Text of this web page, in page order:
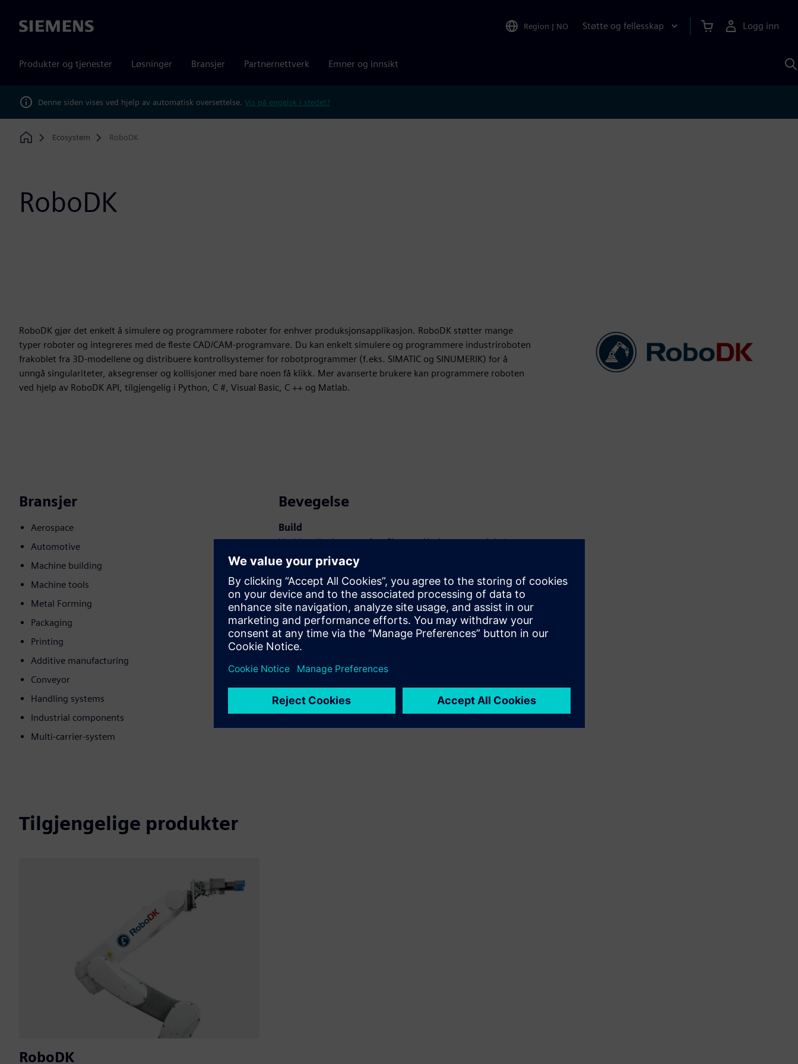
Siemens Region | NO Støtte og fellesskap Logg inn
Produkter og tjenester Løsninger Bransjer Partnernettverk Emner og innsikt
Denne siden vises ved hjelp av automatisk oversettelse. Vis på engelsk i stedet?
Home
Ecosystem RoboDK
RoboDK
RoboDK gjør det enkelt å simulere og programmere roboter for enhver produksjonsapplikasjon. RoboDK støtter mange
typer roboter og integreres med de fleste CAD/CAM-programvare. Du kan enkelt simulere og programmere industriroboten
frakoblet fra 3D-modellene og distribuere kontrollsystemer for robotprogrammer (f.eks. SIMATIC og SINUMERIK) for å
unngå singulariteter, aksegrenser og kollisjoner med bare noen få klikk. Mer avanserte brukere kan programmere roboten
ved hjelp av RoboDK API, tilgjengelig i Python, C #, Visual Basic, C ++ og Matlab.
Bransjer
Aerospace
Automotive
Machine building
Machine tools
Metal Forming
Packaging
Printing
Additive manufacturing
Conveyor
Handling systems
Industrial components
Multi-carrier-system
Bevegelse
Build
Utvider eller bygger på et Siemens Xcelerator-produkt/-
løsning ved å lage et nytt produkt, eller skaper en ny
kundeløsning via integrering av Siemens Xcelerator-
produkt og eget produkt
Tilgjengelige produkter
RoboDK